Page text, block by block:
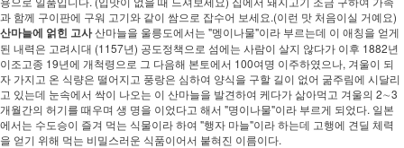
과 함께 구이판에 구워 고기와 같이 쌈으로 잡수어 보세요.(이런 맛 처음이실 거예요)
산마늘에 얽힌 고사산마늘을 울릉도에서는 "멩이나물"이라 부르는데 이 애칭을 얻게
된 내력은 고려시대 (1157년) 공도정책으로 섬에는 사람이 살지 않다가 이후 1882년
이조고종 19년에 개척령으로 그 다음해 본토에서 100여명 이주하였으나, 겨울이 되
자 가지고 온 식량은 떨어지고 풍랑은 심하여 양식을 구할 길이 없어 굶주림에 시달리
고 있는데 눈속에서 싹이 나오는 이 산마늘을 발견하여 케다가 삶아먹고 겨울의 2∼3
개월간의 허기를 때우며 생 명을 이었다고 해서 "명이나물"이라 부르게 되었다. 일본
에서는 수도승이 즐겨 먹는 식물이라 하여 "행자 마늘"이라 하는데 고행에 견딜 체력
을 얻기 위해 먹는 비밀스러운 식품이어서 붙혀진 이름이다.